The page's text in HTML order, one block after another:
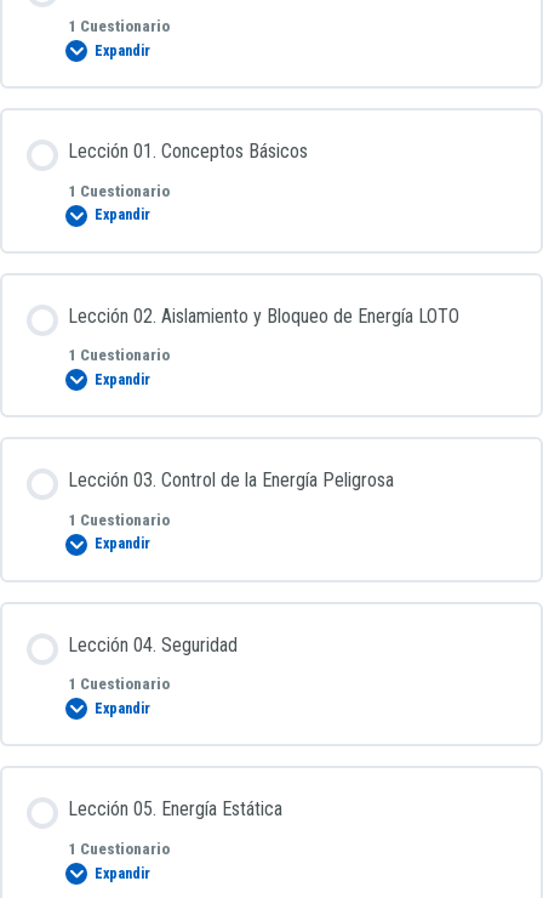
1 Cuestionario
Expandir
Test de Lección 00. Curso Control de la Energía Peligrosa
Lección 01. Conceptos Básicos
1 Cuestionario
Expandir
Test de Lección 01. Curso Control de la Energía Peligrosa
Lección 02. Aislamiento y Bloqueo de Energía LOTO
1 Cuestionario
Expandir
Test de Lección 02. Curso Control de la Energía Peligrosa
Lección 03. Control de la Energía Peligrosa
1 Cuestionario
Expandir
Test de Lección 03. Curso Control de la Energía Peligrosa
Lección 04. Seguridad
1 Cuestionario
Expandir
Lección 05. Energía Estática
1 Cuestionario
Expandir